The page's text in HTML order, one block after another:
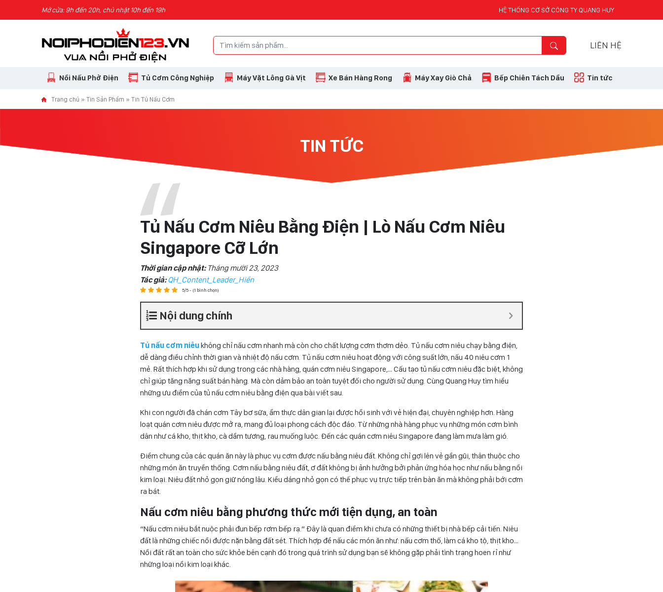
Skip to contentMở cửa: 9h đến 20h, chủ nhật 10h đến 19h HỆ THỐNG CƠ SỞ CÔNG TY QUANG HUY
LIÊN HỆ
Nồi Nấu Phở Điện Tủ Cơm Công Nghiệp Máy Vặt Lông Gà Vịt Xe Bán Hàng Rong Máy Xay Giò Chả Bếp Chiên Tách Dầu Tin tức
Trang chủ » Tin Sản Phẩm » Tin Tủ Nấu Cơm
TIN TỨC
Tủ Nấu Cơm Niêu Bằng Điện | Lò Nấu Cơm Niêu
Singapore Cỡ Lớn
Thời gian cập nhật: Tháng mười 23, 2023
Tác giả:QH_Content_Leader_Hiền
5/5 - (1 bình chọn)
Nội dung chính
Tủ nấu cơm niêukhông chỉ nấu cơm nhanh mà còn cho chất lượng cơm thơm dẻo. Tủ nấu cơm niêu chạy bằng điện,
dễ dàng điều chỉnh thời gian và nhiệt độ nấu cơm. Tủ nấu cơm niêu hoạt động với công suất lớn, nấu 40 niêu cơm 1
mẻ. Rất thích hợp khi sử dụng trong các nhà hàng, quán cơm niêu Singapore,… Cấu tạo tủ nấu cơm niêu đặc biệt, không
chỉ giúp tăng năng suất bán hàng. Mà còn dảm bảo an toàn tuyệt đối cho người sử dụng. Cùng Quang Huy tìm hiểu
những ưu điểm của tủ nấu cơm niêu bằng điện qua bài viết sau.
Khi con người đã chán cơm Tây bơ sữa, ẩm thực dân gian lại được hồi sinh với vẻ hiện đại, chuyên nghiệp hơn. Hàng
loạt quán cơm niêu được mở ra, mang đủ loại phong cách độc đáo. Từ những nhà hàng phục vụ những món cơm bình
dân như cá kho, thịt kho, cà dầm tương, rau muống luộc. Đến các quán cơm niêu Singapore đang làm mưa làm gió.
Điểm chung của các quán ăn này là phục vụ cơm được nấu bằng niêu đất. Không chỉ gợi lên vẻ gần gũi, thân thuộc cho
những món ăn truyền thống. Cơm nấu bằng niêu đất, ơ đất không bị ảnh hưởng bởi phản ứng hóa học như nấu bằng nồi
kim loại. Niêu đất nhỏ gọn giữ nóng lâu. Kiểu dáng nhỏ gọn có thế phục vụ trực tiếp trên bàn ăn mà không phải bới cơm
ra bát.
Nấu cơm niêu bằng phương thức mới tiện dụng, an toàn
“Nấu cơm niêu bắt nuộc phải đun bếp rơm bếp rạ.” Đây là quan điểm khi chưa có những thiết bị nhà bếp cải tiến. Niêu
đất là những chiếc nồi được nặn bằng đất sét. Thích hợp để nấu các món ăn như: nấu cơm thố, làm cá kho tộ, thịt kho…
Nồi đất rất an toàn cho sức khỏe bên cạnh đó trong quá trình sử dụng bạn sẽ không gặp phải tình trạng hoen rỉ như
những loại nồi kim loại khác.